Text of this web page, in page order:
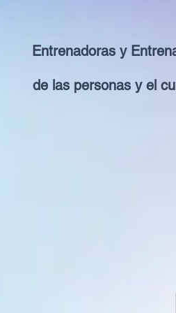
Entrenadoras y
de las personas y el